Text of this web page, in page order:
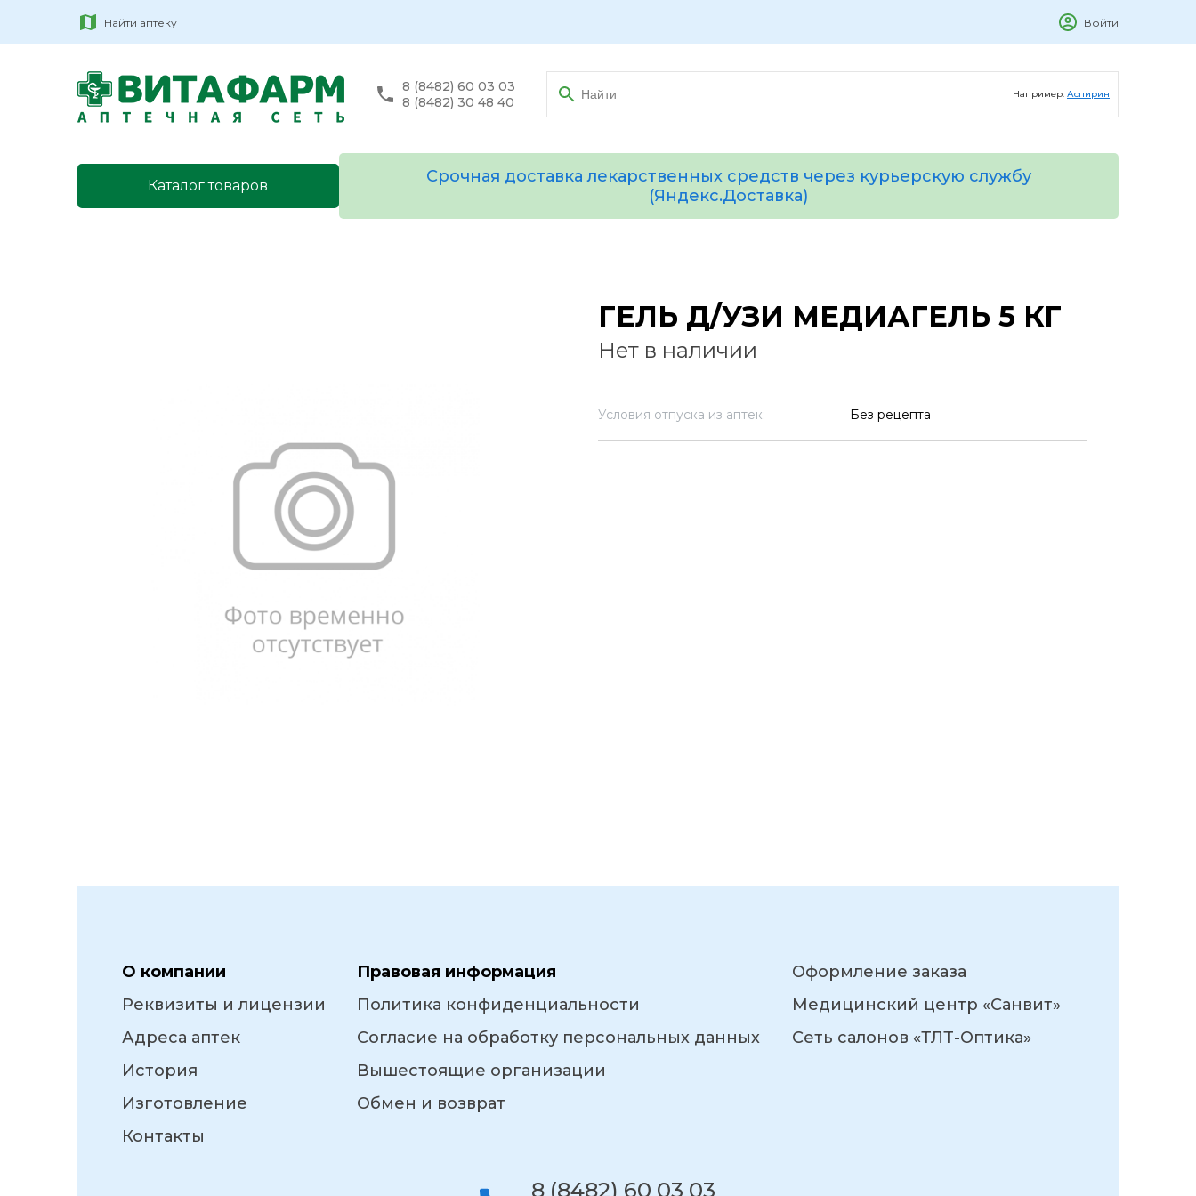
Найти аптеку Войти
8 (8482) 60 03 03
8 (8482) 30 48 40
Например: Аспирин
Каталог товаров
Срочная доставка лекарственных средств через курьерскую службу
(Яндекс.Доставка)
ГЕЛЬ Д/УЗИ МЕДИАГЕЛЬ 5 КГ
Нет в наличии
Условия отпуска из аптек: Без рецепта
О компании
Реквизиты и лицензии
Адреса аптек
История
Изготовление
Контакты
Правовая информация
Политика конфиденциальности
Согласие на обработку персональных данных
Вышестоящие организации
Обмен и возврат
Оформление заказа
Медицинский центр «Санвит»
Сеть салонов «ТЛТ-Оптика»
8 (8482) 60 03 03